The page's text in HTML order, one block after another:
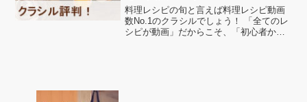
料理レシピの旬と言えば料理レシピ動画
数No.1のクラシルでしょう！ 「全てのレ
シピが動画」だからこそ、「初心者から